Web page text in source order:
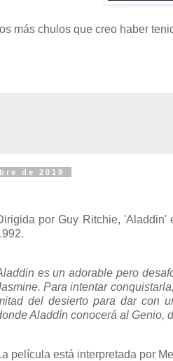
más chulos que creo haber
de 2019
por Guy Ritchie,
es un adorable pero
Para intentar
del desierto para dar con
Aladdín conocerá al Genio,
película está interpretada por